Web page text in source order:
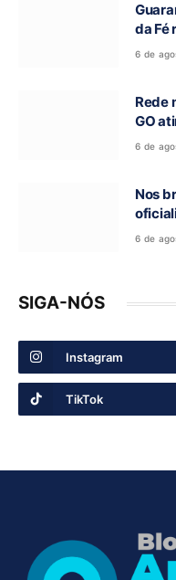
da Fé
6 de
Rede
GO
6 de
Nos
6 de
SIGA-NÓS
Instagram
TikTok